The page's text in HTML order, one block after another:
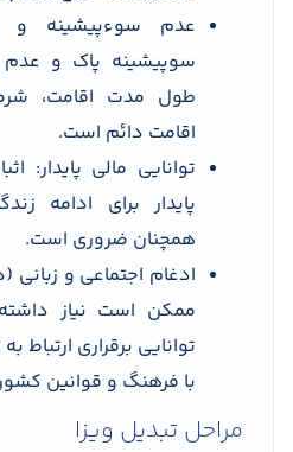
عدم سوءپیشینه و
سوپیشینه پاک و عدم
طول مدت اقامت،
اقامت دائم است.
توانایی مالی پایدار:
پایدار برای ادامه
همچنان ضروری است.
ادغام اجتماعی و
ممکن است نیاز
توانایی برقراری ارتباط
با فرهنگ و قوانین کشور
مراحل تبدیل ویزا